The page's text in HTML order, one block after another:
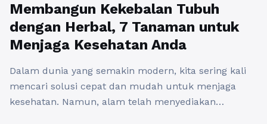
Membangun Kekebalan Tubuh
dengan Herbal, 7 Tanaman untuk
Menjaga Kesehatan Anda
Dalam dunia yang semakin modern, kita sering kali
mencari solusi cepat dan mudah untuk menjaga
kesehatan. Namun, alam telah menyediakan